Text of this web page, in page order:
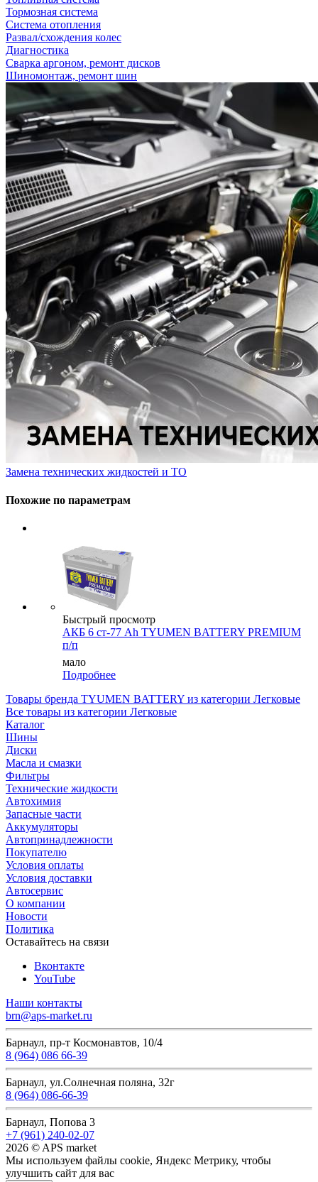
Тормозная система
Система отопления
Развал/схождения колес
Диагностика
Сварка аргоном, ремонт дисков
Шиномонтаж, ремонт шин
Замена технических жидкостей и ТО
Похожие по параметрам
Быстрый просмотр
АКБ 6 ст-77 Аh TYUMEN BATTERY PREMIUM
п/п
мало
Подробнее
Товары бренда TYUMEN BATTERY из категории Легковые
Все товары из категории Легковые
Каталог
Шины
Диски
Масла и смазки
Фильтры
Технические жидкости
Автохимия
Запасные части
Аккумуляторы
Автопринадлежности
Покупателю
Условия оплаты
Условия доставки
Автосервис
О компании
Новости
Политика
Оставайтесь на связи
Вконтакте
YouTube
Наши контакты
brn@aps-market.ru
Барнаул, пр-т Космонавтов, 10/4
8 (964) 086 66-39
Барнаул, ул.Солнечная поляна, 32г
8 (964) 086-66-39
Барнаул, Попова 3
+7 (961) 240-02-07
2026 © APS market
Мы используем файлы cookie, Яндекс Метрику, чтобы
улучшить сайт для вас